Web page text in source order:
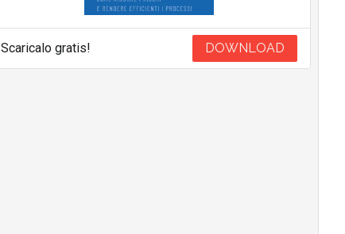
Scaricalo gratis! DOWNLOAD